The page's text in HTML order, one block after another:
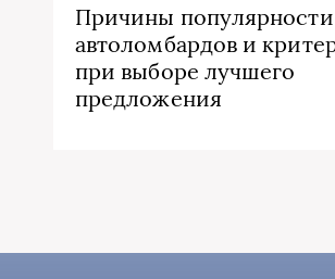
Причины популярности
автоломбардов и
при выборе лучшего
предложения